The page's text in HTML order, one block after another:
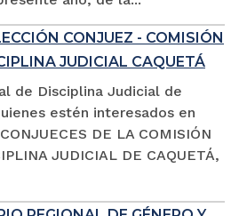
CONJUEZ - COMISIÓN
JUDICIAL CAQUETÁ
de Disciplina Judicial de
estén interesados en
DE LA COMISIÓN
JUDICIAL DE CAQUETÁ,